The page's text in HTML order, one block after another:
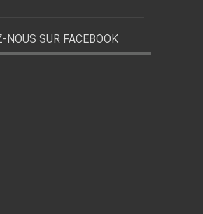
NOUS SUR FACEBOOK